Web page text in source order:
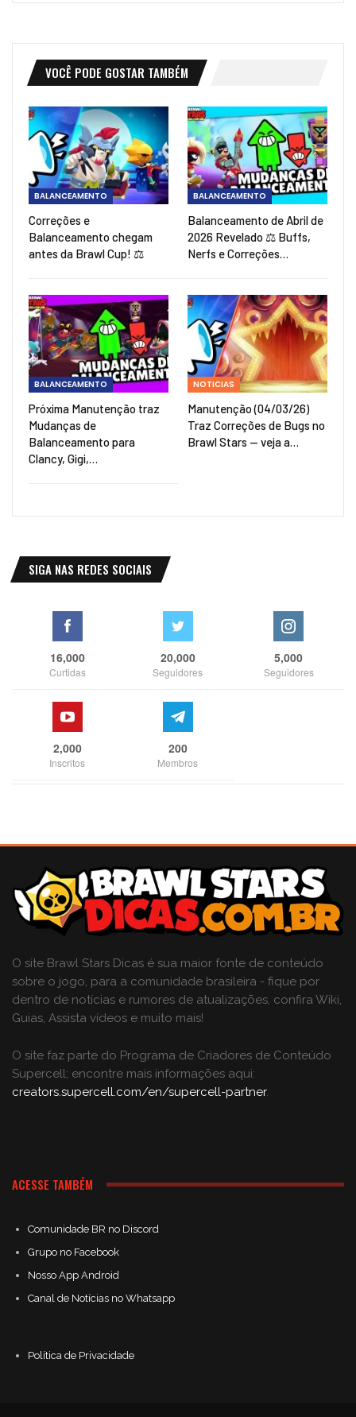
VOCÊ PODE GOSTAR TAMBÉM
BALANCEAMENTO
Correções e
Balanceamento chegam
antes da Brawl Cup! ⚖️
BALANCEAMENTO
Balanceamento de Abril de
2026 Revelado ⚖️ Buffs,
Nerfs e Correções…
BALANCEAMENTO
Próxima Manutenção traz
Mudanças de
Balanceamento para
Clancy, Gigi,…
NOTICIAS
Manutenção (04/03/26)
Traz Correções de Bugs no
Brawl Stars — veja a…
SIGA NAS REDES SOCIAIS
16,000
Curtidas
20,000
Seguidores
5,000
Seguidores
2,000
Inscritos
200
Membros
O site Brawl Stars Dicas é sua maior fonte de conteúdo
sobre o jogo, para a comunidade brasileira - fique por
dentro de notícias e rumores de atualizações, confira Wiki,
Guias, Assista vídeos e muito mais!
O site faz parte do Programa de Criadores de Conteúdo
Supercell; encontre mais informações aqui:
creators.supercell.com/en/supercell-partner.
ACESSE TAMBÉM
Comunidade BR no Discord
Grupo no Facebook
Nosso App Android
Canal de Notícias no Whatsapp
Política de Privacidade